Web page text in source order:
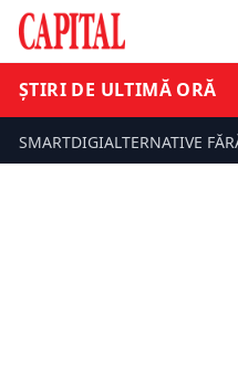
ȘTIRI DE ULTIMĂ ORĂ
SMARTDIGIALTERNATIVE